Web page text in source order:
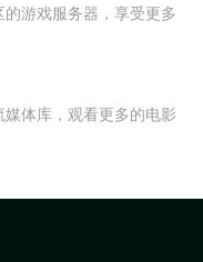
游戏服务器，享受更多
体库，观看更多的电影